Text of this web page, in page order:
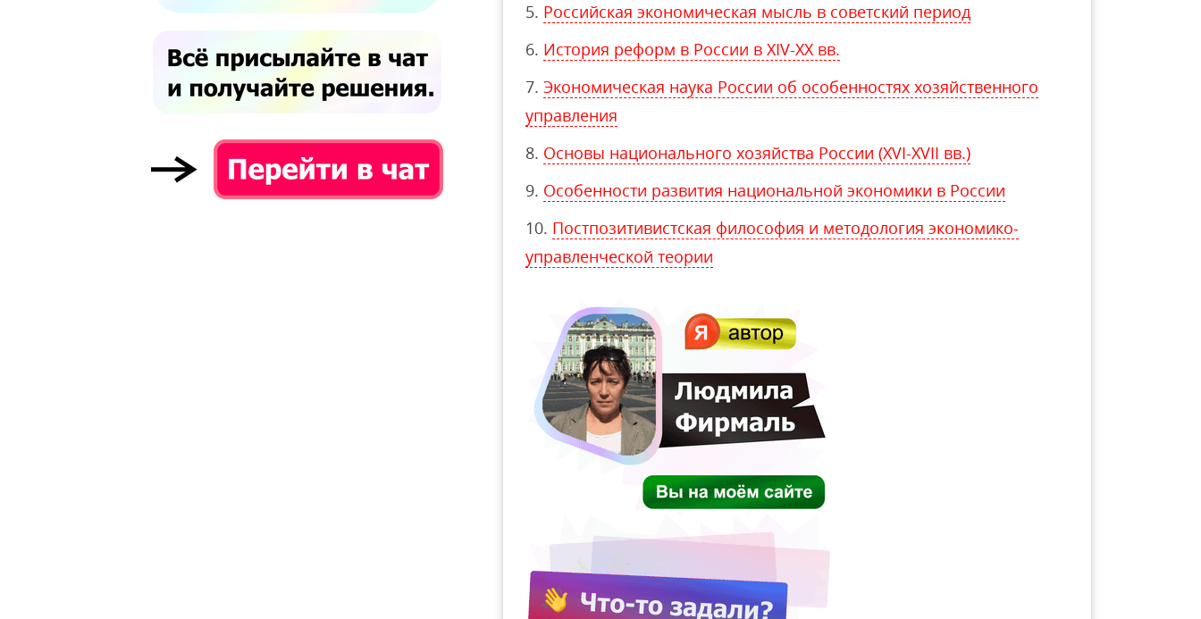
Российская экономическая мысль в советский период
История реформ в России в XIV-XX вв.
Экономическая наука России об особенностях хозяйственного
управления
Основы национального хозяйства России (XVI-XVII вв.)
Особенности развития национальной экономики в России
Постпозитивистская философия и методология экономико-
управленческой теории